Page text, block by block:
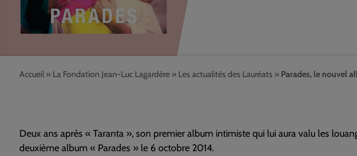
Accueil » La Fondation Jean-Luc Lagardère » Les actualités des Lauréats » Parades, le nouvel
Deux ans après « Taranta », son premier album intimiste qui lui aura valu les
deuxième album « Parades » le 6 octobre 2014.